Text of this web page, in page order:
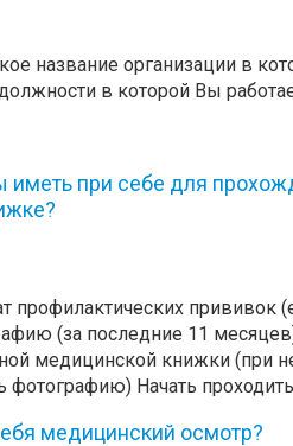
название организации в
в которой Вы
иметь при себе для
профилактических прививок
(за последние 11
медицинской книжки (при
фотографию) Начать
медицинский осмотр?